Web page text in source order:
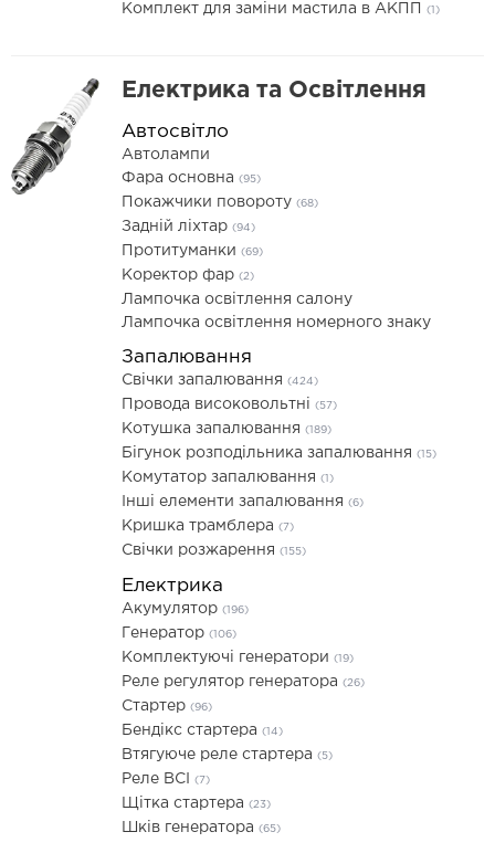
Комплект для заміни мастила в АКПП (1)
Електрика та Освітлення
Автосвітло
Автолампи
Фара основна (95)
Покажчики повороту (68)
Задній ліхтар (94)
Протитуманки (69)
Коректор фар (2)
Лампочка освітлення салону
Лампочка освітлення номерного знаку
Запалювання
Свічки запалювання (424)
Провода високовольтні (57)
Котушка запалювання (189)
Бігунок розподільника запалювання (15)
Комутатор запалювання (1)
Інші елементи запалювання (6)
Кришка трамблера (7)
Свічки розжарення (155)
Електрика
Акумулятор (196)
Генератор (106)
Комплектуючі генератори (19)
Реле регулятор генератора (26)
Стартер (96)
Бендікс стартера (14)
Втягуюче реле стартера (5)
Реле ВСІ (7)
Щітка стартера (23)
Шків генератора (65)